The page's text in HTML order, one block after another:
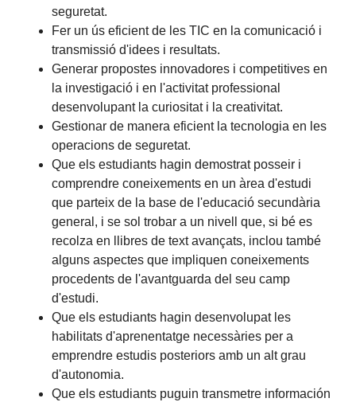
seguretat.
Fer un ús eficient de les TIC en la comunicació i
transmissió d'idees i resultats.
Generar propostes innovadores i competitives en
la investigació i en l'activitat professional
desenvolupant la curiositat i la creativitat.
Gestionar de manera eficient la tecnologia en les
operacions de seguretat.
Que els estudiants hagin demostrat posseir i
comprendre coneixements en un àrea d'estudi
que parteix de la base de l'educació secundària
general, i se sol trobar a un nivell que, si bé es
recolza en llibres de text avançats, inclou també
alguns aspectes que impliquen coneixements
procedents de l'avantguarda del seu camp
d'estudi.
Que els estudiants hagin desenvolupat les
habilitats d'aprenentatge necessàries per a
emprendre estudis posteriors amb un alt grau
d'autonomia.
Que els estudiants puguin transmetre información